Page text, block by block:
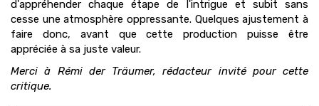
d'appréhender chaque étape de l'intrigue et subit sans
cesse une atmosphère oppressante. Quelques ajustement à
faire donc, avant que cette production puisse être
appréciée à sa juste valeur.
Merci à Rémi der Träumer, rédacteur invité pour cette
critique.